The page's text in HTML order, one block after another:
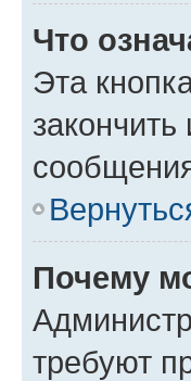
Что
Эта
Почему
требуют